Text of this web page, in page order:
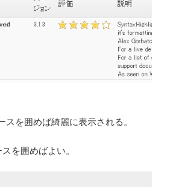
スを囲めば綺麗に表示される。
を囲めばよい。